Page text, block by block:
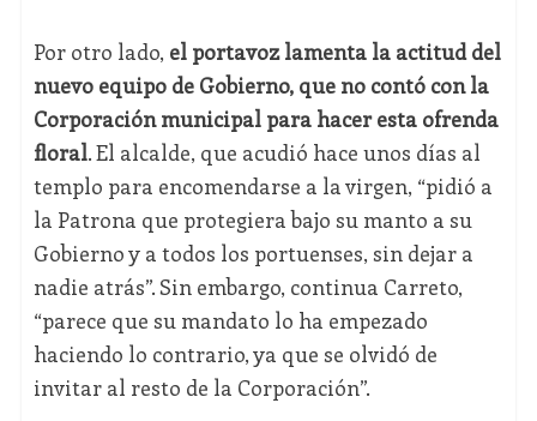
Por otro lado, el portavoz lamenta la actitud del
nuevo equipo de Gobierno, que no contó con la
Corporación municipal para hacer esta ofrenda
floral. El alcalde, que acudió hace unos días al
templo para encomendarse a la virgen, “pidió a
la Patrona que protegiera bajo su manto a su
Gobierno y a todos los portuenses, sin dejar a
nadie atrás”. Sin embargo, continua Carreto,
“parece que su mandato lo ha empezado
haciendo lo contrario, ya que se olvidó de
invitar al resto de la Corporación”.